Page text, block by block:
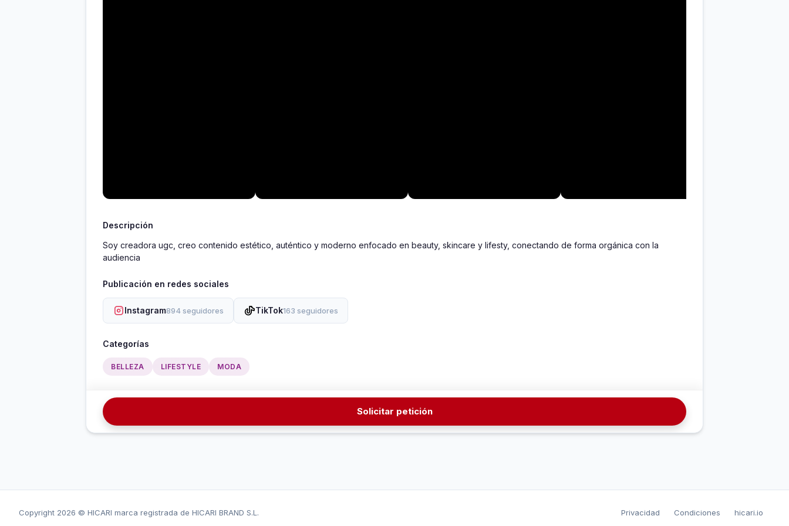
Descripción
Soy creadora ugc, creo contenido estético, auténtico y moderno enfocado en beauty, skincare y lifesty, conectando de forma orgánica con la
audiencia
Publicación en redes sociales
Instagram894 seguidores TikTok163 seguidores
Categorías
BELLEZA LIFESTYLE MODA
Solicitar petición
Copyright 2026 © HICARI marca registrada de HICARI BRAND S.L. Privacidad Condiciones hicari.io